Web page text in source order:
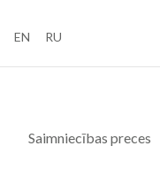
EN RU
Saimniecības preces